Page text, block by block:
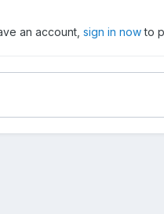
an account, sign in nowto